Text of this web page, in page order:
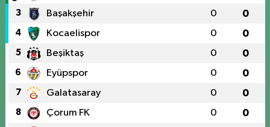
3 Başakşehir 0 0
4 Kocaelispor 0 0
5 Beşiktaş 0 0
6 Eyüpspor 0 0
7 Galatasaray 0 0
8 Çorum FK 0 0